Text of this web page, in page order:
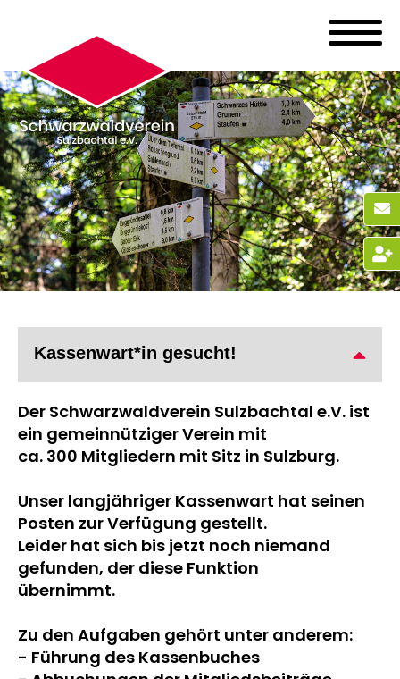
Kassenwart*in gesucht!
Der Schwarzwaldverein Sulzbachtal e.V. ist
ein gemeinnütziger Verein mit
ca. 300 Mitgliedern mit Sitz in Sulzburg.
Unser langjähriger Kassenwart hat seinen
Posten zur Verfügung gestellt.
Leider hat sich bis jetzt noch niemand
gefunden, der diese Funktion
übernimmt.
Zu den Aufgaben gehört unter anderem:
- Führung des Kassenbuches